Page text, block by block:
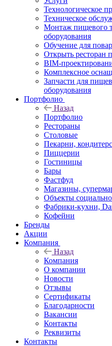
Технологическое
Техническое
Монтаж пищевого
оборудования
Обучение для
Открыть ресторан
BIM-
Комплексное
Запчасти для
оборудования
Портфолио
Назад
Портфолио
Рестораны
Столовые
Пекарни,
Пиццерии
Гостиницы
Бары
Фастфуд
Магазины,
Объекты
Фабрики-кухни,
Кофейни
Бренды
Акции
Компания
Назад
Компания
О компании
Новости
Отзывы
Сертификаты
Благодарности
Вакансии
Контакты
Реквизиты
Контакты